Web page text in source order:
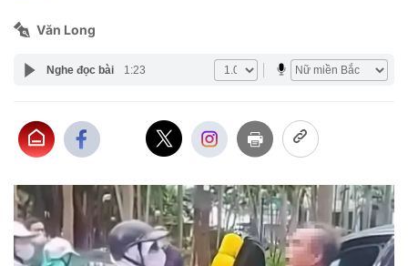
Văn Long
Nghe đọc bài 1:23